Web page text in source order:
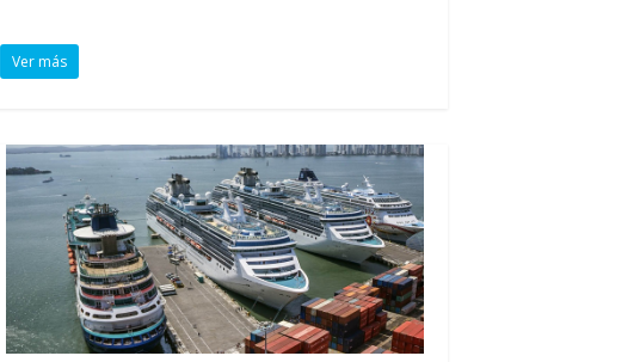
Ver más